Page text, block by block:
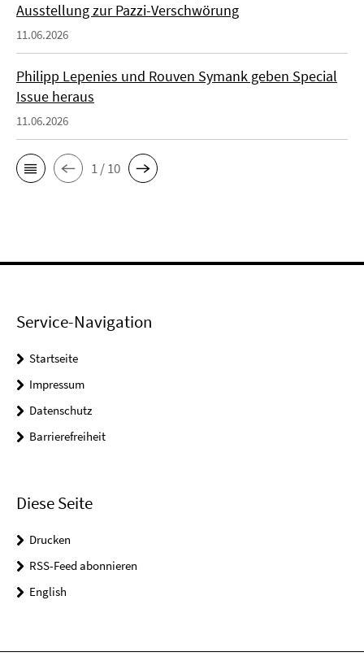
Ausstellung zur Pazzi-Verschwörung
11.06.2026
Philipp Lepenies und Rouven Symank geben Special
Issue heraus
11.06.2026
1 / 10
Service-Navigation
Startseite
Impressum
Datenschutz
Barrierefreiheit
Diese Seite
Drucken
RSS-Feed abonnieren
English